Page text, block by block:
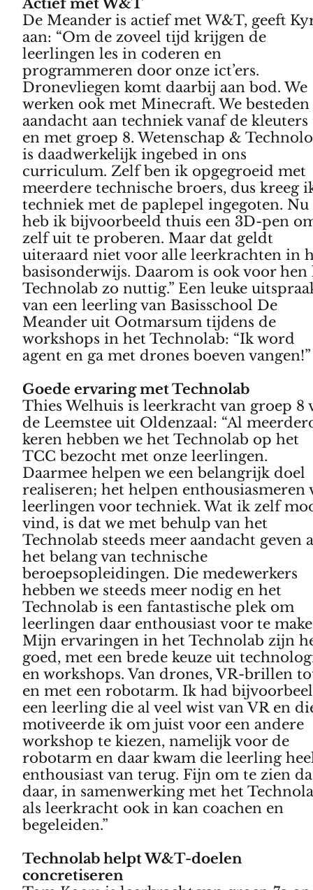
De Meander is actief met W&T, geeft
aan: “Om de zoveel tijd krijgen de
leerlingen les in coderen en
programmeren door onze ict’ers.
Dronevliegen komt daarbij aan bod. We
werken ook met Minecraft. We besteden
aandacht aan techniek vanaf de
en met groep 8. Wetenschap &
is daadwerkelijk ingebed in ons
curriculum. Zelf ben ik opgegroeid met
meerdere technische broers, dus kreeg
techniek met de paplepel ingegoten. Nu
heb ik bijvoorbeeld thuis een 3D-pen
zelf uit te proberen. Maar dat geldt
uiteraard niet voor alle leerkrachten in
basisonderwijs. Daarom is ook voor hen
Technolab zo nuttig.” Een leuke
van een leerling van Basisschool De
Meander uit Ootmarsum tijdens de
workshops in het Technolab: “Ik word
agent en ga met drones boeven vangen!”
Goede ervaring met Technolab
Thies Welhuis is leerkracht van groep 8
de Leemstee uit Oldenzaal: “Al
keren hebben we het Technolab op het
TCC bezocht met onze leerlingen.
Daarmee helpen we een belangrijk doel
realiseren; het helpen enthousiasmeren
leerlingen voor techniek. Wat ik zelf
vind, is dat we met behulp van het
Technolab steeds meer aandacht geven
het belang van technische
beroepsopleidingen. Die medewerkers
hebben we steeds meer nodig en het
Technolab is een fantastische plek om
leerlingen daar enthousiast voor te
Mijn ervaringen in het Technolab zijn
goed, met een brede keuze uit
en workshops. Van drones, VR-brillen
en met een robotarm. Ik had
een leerling die al veel wist van VR en
motiveerde ik om juist voor een andere
workshop te kiezen, namelijk voor de
robotarm en daar kwam die leerling
enthousiast van terug. Fijn om te zien
daar, in samenwerking met het
als leerkracht ook in kan coachen en
begeleiden.”
Technolab helpt W&T-doelen
concretiseren